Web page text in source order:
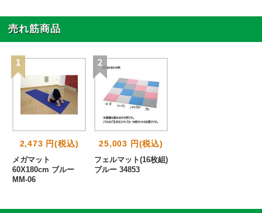
売れ筋商品
2,473 円(税込)
メガマット
60X180cm ブルー
MM-06
25,003 円(税込)
フェルマット(16枚組)
ブルー 34853